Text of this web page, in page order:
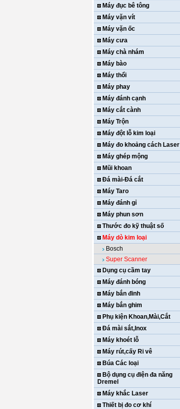
Máy đục bê tông
Máy vặn vít
Máy vặn ốc
Máy cưa
Máy chà nhám
Máy bào
Máy thổi
Máy phay
Máy đánh cạnh
Máy cắt cành
Máy Trộn
Máy đột lỗ kim loại
Máy đo khoảng cách Laser
Máy ghép mộng
Mũi khoan
Đá mài-Đá cắt
Máy Taro
Máy đánh gỉ
Máy phun sơn
Thước đo kỹ thuật số
Máy dò kim loại
Bosch
Super Scanner
Dụng cụ cầm tay
Máy đánh bóng
Máy bắn đinh
Máy bắn ghim
Phụ kiện Khoan,Mài,Cắt
Đá mài sắt,Inox
Máy khoét lỗ
Máy rút,cấy Ri vê
Búa Các loại
Bộ dụng cụ điện đa năng
Dremel
Máy khắc Laser
Thiết bị đo cơ khí